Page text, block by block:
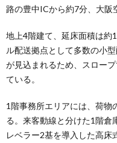
路の豊中ICから約7分、大阪
地上4階建て、延床面積は約
ル配送拠点として多数の小
が見込まれるため、スロー
ている。
1階事務所エリアには、荷物
る。来客動線と分けた1階倉
レベラー2基を導入した高床